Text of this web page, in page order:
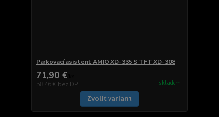
Parkovací asistent AMIO XD-335 S TFT XD-308
71,90 €
58,46 € bez DPH skladom
Zvoliť variant